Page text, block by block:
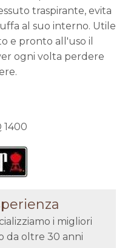
traspirante, evita
al suo interno. Utile
e pronto all'uso il
ogni volta perdere
1400
i migliori
da oltre 30 anni